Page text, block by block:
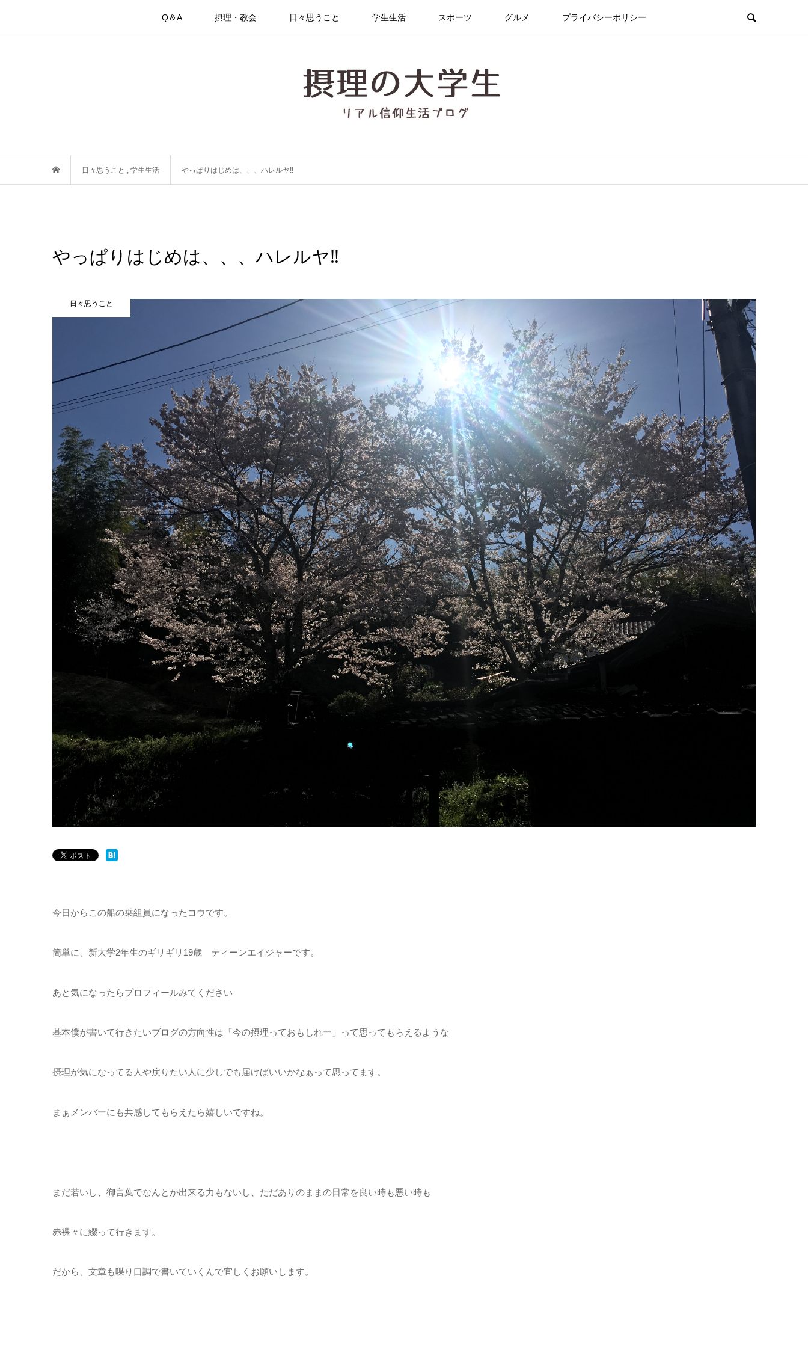
Q＆A 摂理・教会 日々思うこと 学生生活 スポーツ グルメ プライバシーポリシー
日々思うこと , 学生生活 やっぱりはじめは、、、ハレルヤ‼︎
やっぱりはじめは、、、ハレルヤ‼︎
日々思うこと
今日からこの船の乗組員になったコウです。
簡単に、新大学2年生のギリギリ19歳 ティーンエイジャーです。
あと気になったらプロフィールみてください
基本僕が書いて行きたいブログの方向性は「今の摂理っておもしれー」って思ってもらえるような
摂理が気になってる人や戻りたい人に少しでも届けばいいかなぁって思ってます。
まぁメンバーにも共感してもらえたら嬉しいですね。
まだ若いし、御言葉でなんとか出来る力もないし、ただありのままの日常を良い時も悪い時も
赤裸々に綴って行きます。
だから、文章も喋り口調で書いていくんで宜しくお願いします。